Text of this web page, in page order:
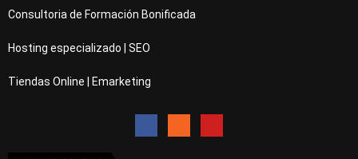
Consultoria de Formación Bonificada
Hosting especializado | SEO
Tiendas Online | Emarketing